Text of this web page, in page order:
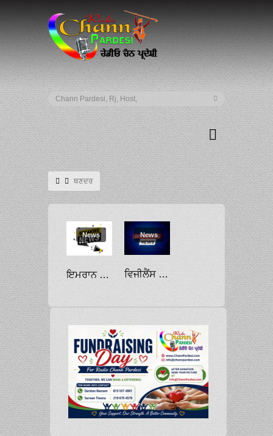
ਥਣਦਰ
News
ਇਮਰਾਨ ਦੇ ਹਮਲਾਵਰ ਦਾ ਇਕਬਾਲੀਆ ਬਿਆਨ ਲੀਕ ਕਰਨ ’ਤੇ ਥਾਣੇਦਾਰ ਸਣੇ ਕਈ ਪੁਲੀਸ ਮੁਲਾਜ਼ਮ ਮੁਅੱਤਲ
News
ਵਿਜੀਲੈਂਸ ਵੱਲੋਂ ਥਾਣੇਦਾਰ ਤੇ ਦਲਾਲ ਪੰਜ ਹਜ਼ਾਰ ਦੀ ਰਿਸ਼ਵਤ ਲੈਂਦੇ ਕਾਬੂ